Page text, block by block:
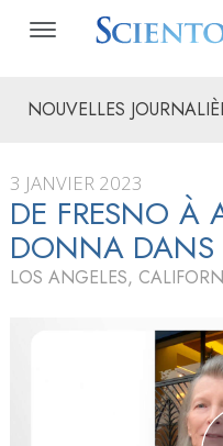
NOUVELLES
3 JANVIER 2023
DE FRESNO À
DONNA DANS
LOS ANGELES,